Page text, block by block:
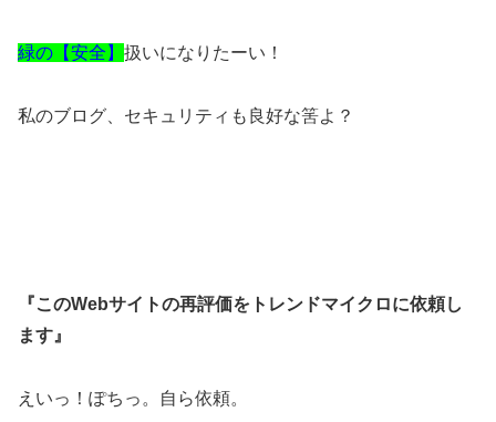
緑の【安全】 扱いになりたーい！
私のブログ、セキュリティも良好な筈よ？
『このWebサイトの再評価をトレンドマイクロに依頼し
ます』
えいっ！ぽちっ。自ら依頼。